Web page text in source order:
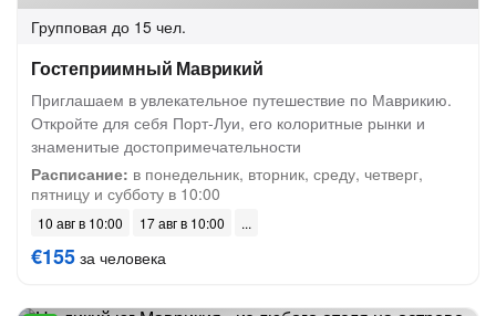
Групповая до 15 чел.
Гостеприимный Маврикий
Приглашаем в увлекательное путешествие по Маврикию.
Откройте для себя Порт-Луи, его колоритные рынки и
знаменитые достопримечательности
Расписание: в понедельник, вторник, среду, четверг,
пятницу и субботу в 10:00
10 авг в 10:00 17 авг в 10:00
€155 за человека